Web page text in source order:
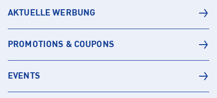
AKTUELLE WERBUNG
PROMOTIONS & COUPONS
EVENTS